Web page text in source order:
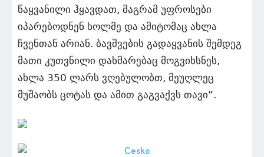
წაყვანილი ჰყავდათ, მაგრამ უფროსები
იპარებოდნენ ხოლმე და ამიტომაც ახლა
ჩვენთან არიან. ბავშვების გადაყვანის შემდეგ
მათი კუთვნილი დახმარებაც მოგვიხსნეს,
ახლა 350 ლარს ვღებულობთ, მეუღლეც
მუშაობს ცოტას და ამით გაგვაქვს თავი”.